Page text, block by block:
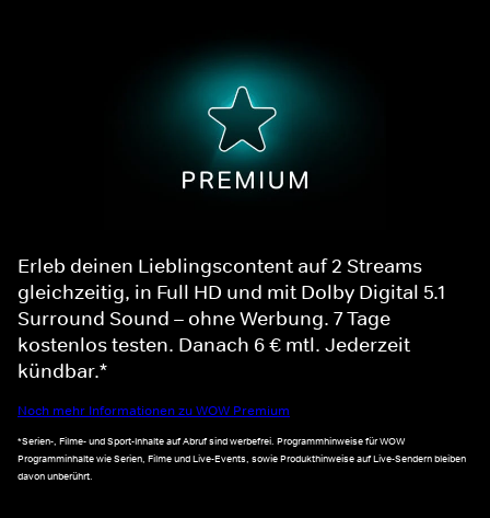
Erleb deinen Lieblingscontent auf 2 Streams
gleichzeitig, in Full HD und mit Dolby Digital 5.1
Surround Sound – ohne Werbung. 7 Tage
kostenlos testen. Danach 6 € mtl. Jederzeit
kündbar.*
Noch mehr Informationen zu WOW Premium
*Serien-, Filme- und Sport-Inhalte auf Abruf sind werbefrei. Programmhinweise für WOW
Programminhalte wie Serien, Filme und Live-Events, sowie Produkthinweise auf Live-Sendern bleiben
davon unberührt.